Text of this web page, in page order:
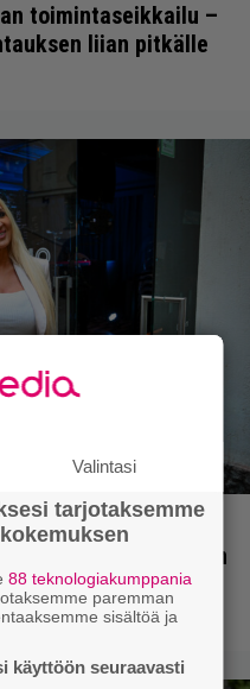
toimintaseikkailu –
liian pitkälle
kulkee” –
Helsingin
Valintasi
tarjotaksemme
88 teknologiakumppania
paremman
sisältöä ja
käyttöön seuraavasti